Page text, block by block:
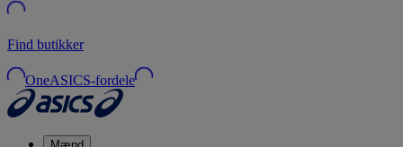
Find butikker
OneASICS-fordele